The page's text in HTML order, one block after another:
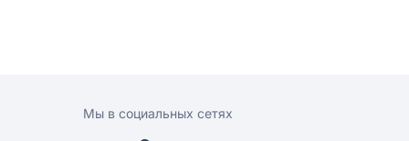
Мы в социальных сетях